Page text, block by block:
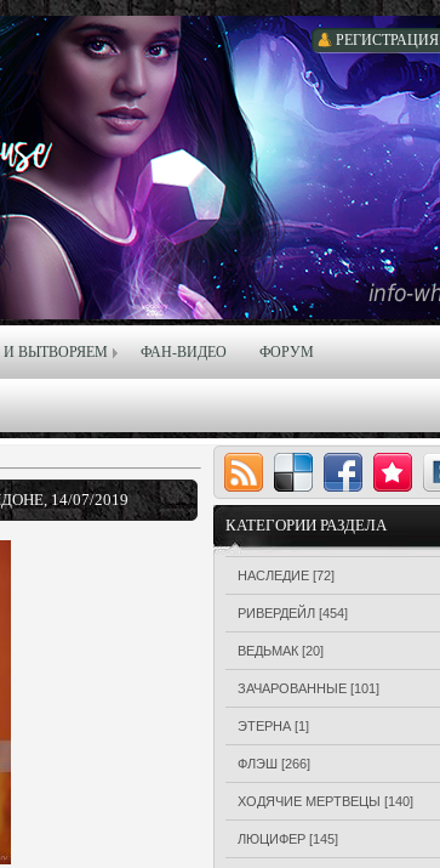
РЕГИСТРАЦИЯ
ВЫТВОРЯЕМ ФАН-ВИДЕО ФОРУМ
14/07/2019
КАТЕГОРИИ РАЗДЕЛА
НАСЛЕДИЕ [72]
РИВЕРДЕЙЛ [454]
ВЕДЬМАК [20]
ЗАЧАРОВАННЫЕ [101]
ЭТЕРНА [1]
ФЛЭШ [266]
ХОДЯЧИЕ МЕРТВЕЦЫ [140]
ЛЮЦИФЕР [145]